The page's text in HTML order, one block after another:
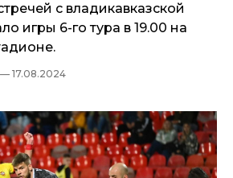
с владикавказской
игры 6-го тура в 19.00 на
— 17.08.2024